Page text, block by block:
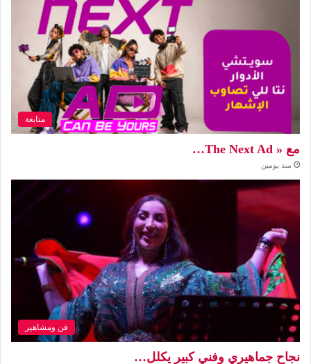
متابعة
مع « The Next Ad…
منذ يومين
فن ومشاهير
نجاح جماهيري وفني كبير يكلل…